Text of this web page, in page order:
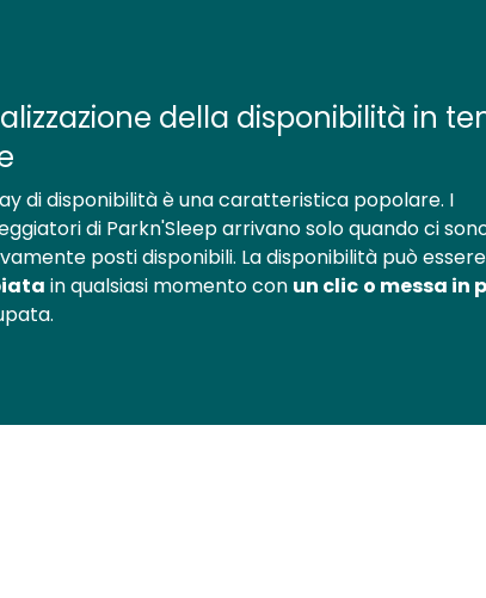
della disponibilità in
di disponibilità è una caratteristica popolare. I
di Parkn'Sleep arrivano solo quando ci
posti disponibili. La disponibilità può essere
in qualsiasi momento con un clic o messa in